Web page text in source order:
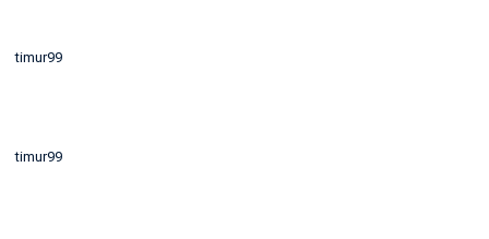
timur99
timur99